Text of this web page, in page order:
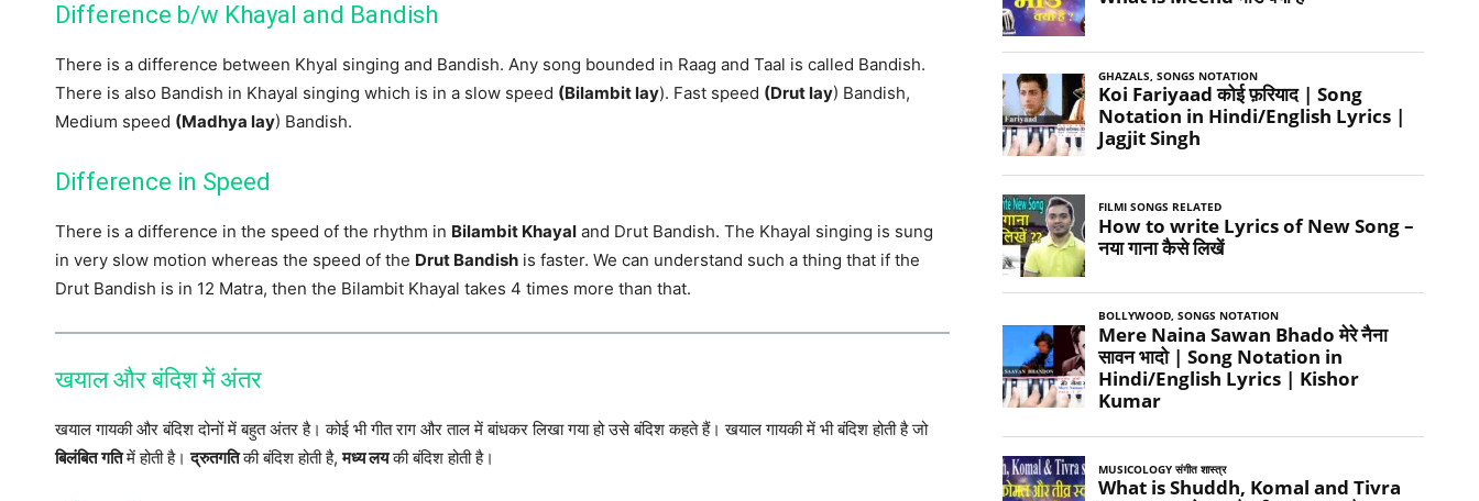
Difference b/w Khayal and Bandish
There is a difference between Khyal singing and Bandish. Any song bounded in Raag and Taal is called Bandish.
There is also Bandish in Khayal singing which is in a slow speed (Bilambit lay). Fast speed (Drut lay) Bandish,
Medium speed (Madhya lay) Bandish.
Difference in Speed
There is a difference in the speed of the rhythm in Bilambit Khayal and Drut Bandish. The Khayal singing is sung
in very slow motion whereas the speed of the Drut Bandish is faster. We can understand such a thing that if the
Drut Bandish is in 12 Matra, then the Bilambit Khayal takes 4 times more than that.
खयाल और बंदिश में अंतर
खयाल गायकी और बंदिश दोनों में बहुत अंतर है। कोई भी गीत राग और ताल में बांधकर लिखा गया हो उसे बंदिश कहते हैं। खयाल गायकी में भी बंदिश होती है जो
बिलंबित गतिमें होती है।द्रुतगतिकी बंदिश होती है,मध्य लयकी बंदिश होती है।